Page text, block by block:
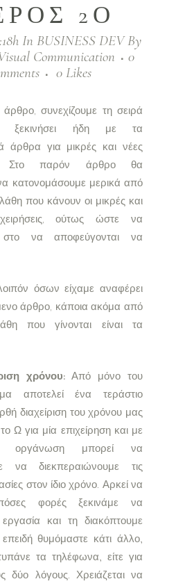
2Ο
In BUSINESS DEV By
Communication
0
0 Likes
συνεχίζουμε τη σειρά
ξεκινήσει ήδη με τα
άρθρα για μικρές και νέες
Στο παρόν άρθρο θα
κατονομάσουμε μερικά από
που κάνουν οι μικρές και
ούτως ώστε να
στο να αποφεύγονται να
όσων είχαμε αναφέρει
άρθρο, κάποια ακόμα από
που γίνονται είναι τα
χρόνου:Από μόνο του
αποτελεί ένα τεράστιο
διαχείριση του χρόνου μας
Ω για μία επιχείρηση και με
οργάνωση μπορεί να
να διεκπεραιώνουμε τις
στον ίδιο χρόνο. Αρκεί να
φορές ξεκινάμε να
και τη διακόπτουμε
θυμόμαστε κάτι άλλο,
τα τηλέφωνα, είτε για
δύο λόγους. Χρειάζεται να